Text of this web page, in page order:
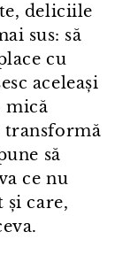
deliciile
sus: să
cu
aceleași
mică
să
ce nu
și care,